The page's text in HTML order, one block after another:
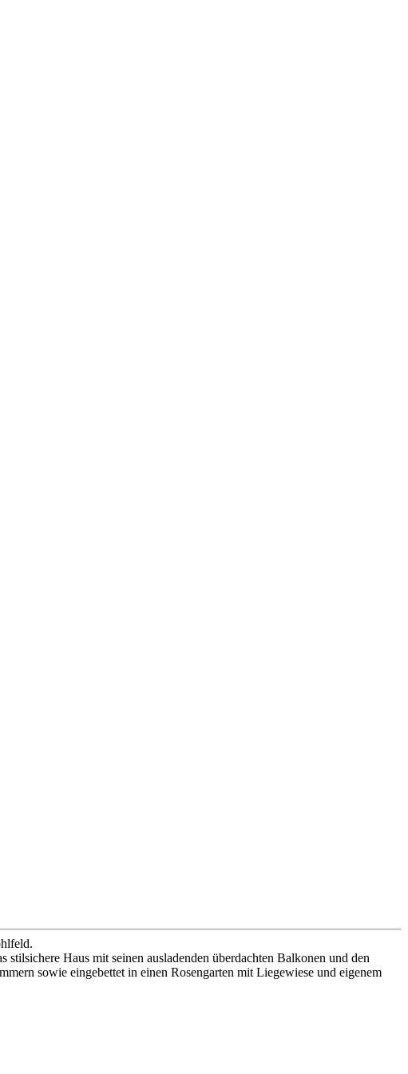
Haus mit seinen ausladenden überdachten Balkonen und den
sowie eingebettet in einen Rosengarten mit Liegewiese und eigenem